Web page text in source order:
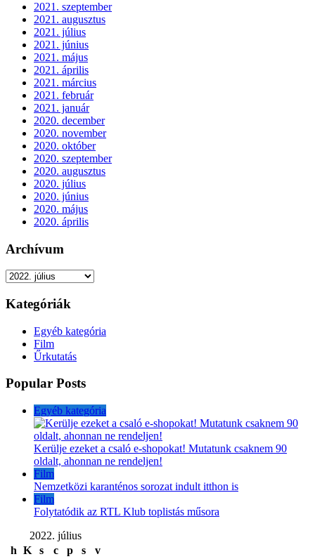
2021. szeptember
2021. augusztus
2021. július
2021. június
2021. május
2021. április
2021. március
2021. február
2021. január
2020. december
2020. november
2020. október
2020. szeptember
2020. augusztus
2020. július
2020. június
2020. május
2020. április
Archívum
Archívum
Kategóriák
Egyéb kategória
Film
Űrkutatás
Popular Posts
Egyéb kategória
Kerülje ezeket a csaló e-shopokat! Mutatunk csaknem 90
oldalt, ahonnan ne rendeljen!
Film
Nemzetközi karanténos sorozat indult itthon is
Film
Folytatódik az RTL Klub toplistás műsora
2022. július
h K s c p s
v